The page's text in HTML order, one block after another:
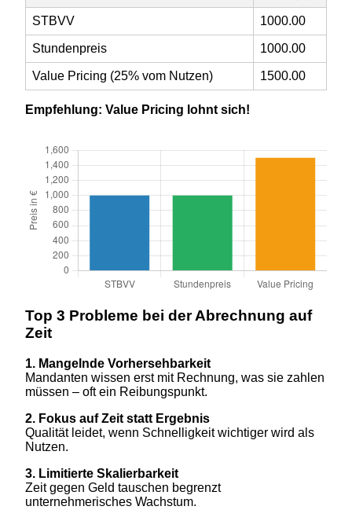
STBVV 1000.00
Stundenpreis 1000.00
Value Pricing (25% vom Nutzen) 1500.00
Empfehlung: Value Pricing lohnt sich!
Top 3 Probleme bei der Abrechnung auf
Zeit
1. Mangelnde Vorhersehbarkeit
Mandanten wissen erst mit Rechnung, was sie zahlen
müssen – oft ein Reibungspunkt.
2. Fokus auf Zeit statt Ergebnis
Qualität leidet, wenn Schnelligkeit wichtiger wird als
Nutzen.
3. Limitierte Skalierbarkeit
Zeit gegen Geld tauschen begrenzt
unternehmerisches Wachstum.